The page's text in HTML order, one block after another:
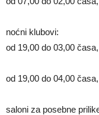
noćni klubovi:
od 19,00 do 03,00
od 19,00 do 04,00
saloni za posebne